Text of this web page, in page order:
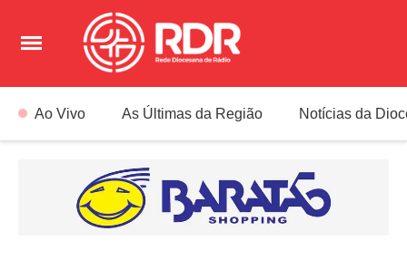
Ao Vivo As Últimas da Região Notícias da